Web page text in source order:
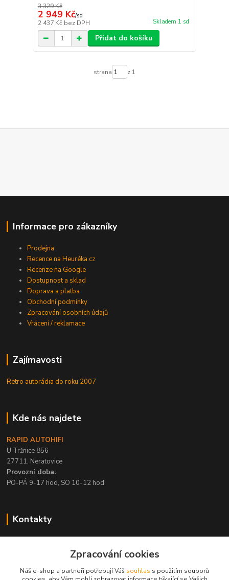
3 329 Kč
2 949 Kč/sd
2 437 Kč bez DPH Skladem 1 sd
Přidat do košíku
strana z 1
Informace pro zákazníky
Prodejna
Recence na Heuréka.cz
Recenze na Google
Dostupnost a sklad
Doprava a platba
Obchodní podmínky
Zpracování osobních údajů
Vrácení / reklamace
Zajímavosti
Retro autorádia do roku 2007
Kde nás najdete
RAPID AUTOHIFI
U Tržnice 856
27711, Neratovice
Provozní doba:
PO-PÁ 9-17 hod, SO 10-12 hod
Kontakty
PO-PÁ / 9-17 hod, SO 10-12 hod
info@rapid-autohifi.com
Zpracování cookies
Náš e-shop a partneři potřebují Váš souhlas s použitím souborů